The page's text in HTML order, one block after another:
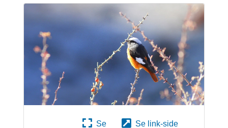
Se
Se link-side